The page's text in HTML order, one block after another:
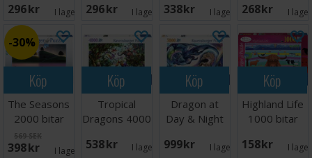
296 SEK I lager: 1296 SEK I lager: 1338 SEK I lager: 2268 SEK I
Köp
30%
The Seasons
2000 bitar
Pussel
569 SEK
398 SEK I lager: 1
Köp
Tropical
Dragons 4000
538 SEK I lager: 2
Köp
Dragon at
Day & Night
999 SEK I lager:
Köp
Highland Life
1000 bitar
158 SEK I